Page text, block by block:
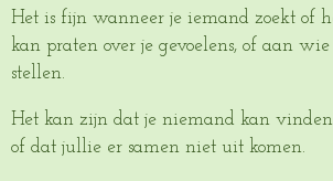
Het is fijn wanneer je iemand zoekt of
kan praten over je gevoelens, of aan
stellen.
Het kan zijn dat je niemand kan
of dat jullie er samen niet uit komen.